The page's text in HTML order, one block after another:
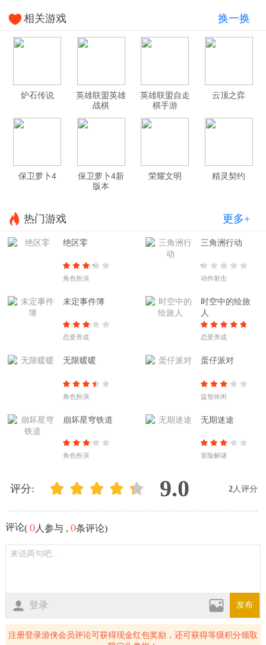
相关游戏 换一换
炉石传说
英雄联盟英雄
战棋
英雄联盟自走
棋手游
云顶之弈
保卫萝卜4
保卫萝卜4新
版本
荣耀文明 精灵契约
热门游戏 更多+
绝区零
角色扮演
三角洲行动
动作射击
未定事件簿
恋爱养成
时空中的绘旅
人
恋爱养成
无限暖暖
角色扮演
蛋仔派对
益智休闲
崩坏星穹铁道
角色扮演
无期迷途
冒险解谜
评分: 9.0 2人评分
评论( 0人参与 , 0条评论)
登录 发布
注册登录游侠会员评论可获得现金红包奖励，还可获得等级积分领取